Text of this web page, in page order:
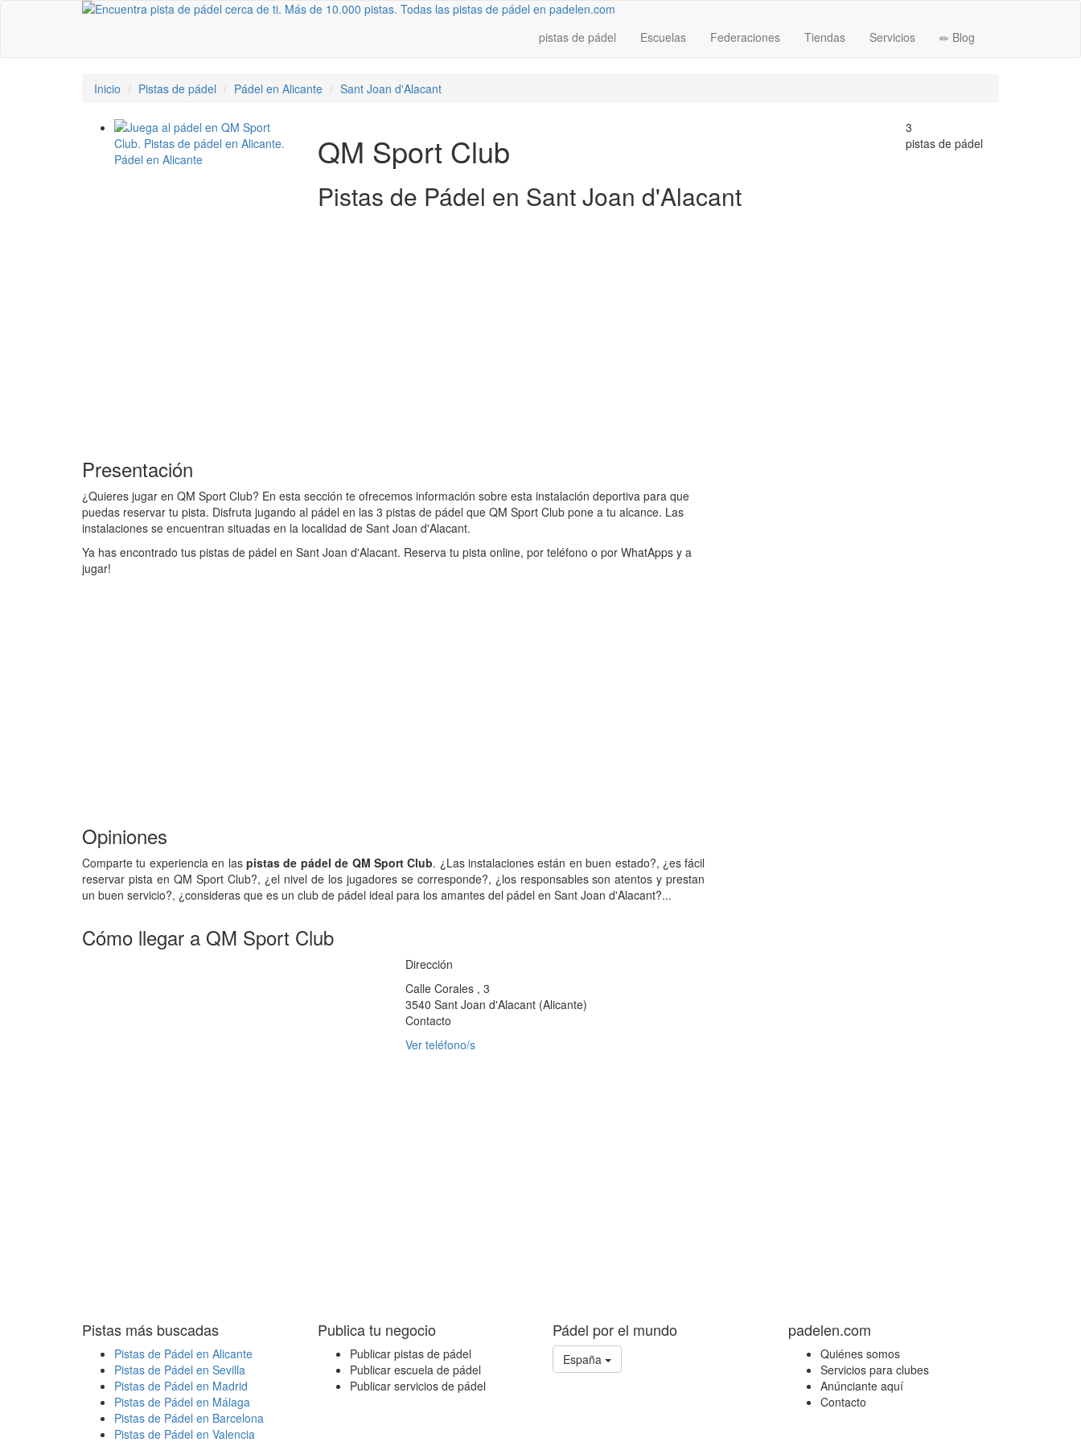
pistas de pádel Escuelas Federaciones Tiendas Servicios Blog
Inicio Pistas de pádel Pádel en Alicante Sant Joan d'Alacant
QM Sport Club
Pistas de Pádel en Sant Joan d'Alacant
3
pistas de pádel
Presentación
¿Quieres jugar en QM Sport Club? En esta sección te ofrecemos información sobre esta instalación deportiva para que
puedas reservar tu pista. Disfruta jugando al pádel en las 3 pistas de pádel que QM Sport Club pone a tu alcance. Las
instalaciones se encuentran situadas en la localidad de Sant Joan d'Alacant.
Ya has encontrado tus pistas de pádel en Sant Joan d'Alacant. Reserva tu pista online, por teléfono o por WhatApps y a
jugar!
Opiniones
Comparte tu experiencia en las pistas de pádel de QM Sport Club. ¿Las instalaciones están en buen estado?, ¿es fácil
reservar pista en QM Sport Club?, ¿el nivel de los jugadores se corresponde?, ¿los responsables son atentos y prestan
un buen servicio?, ¿consideras que es un club de pádel ideal para los amantes del pádel en Sant Joan d'Alacant?...
Cómo llegar a QM Sport Club
Dirección
Calle Corales , 3
3540 Sant Joan d'Alacant (Alicante)
Contacto
Ver teléfono/s
Pistas más buscadas
Pistas de Pádel en Alicante
Pistas de Pádel en Sevilla
Pistas de Pádel en Madrid
Pistas de Pádel en Málaga
Pistas de Pádel en Barcelona
Pistas de Pádel en Valencia
Publica tu negocio
Publicar pistas de pádel
Publicar escuela de pádel
Publicar servicios de pádel
Pádel por el mundo
España
padelen.com
Quiénes somos
Servicios para clubes
Anúnciante aquí
Contacto